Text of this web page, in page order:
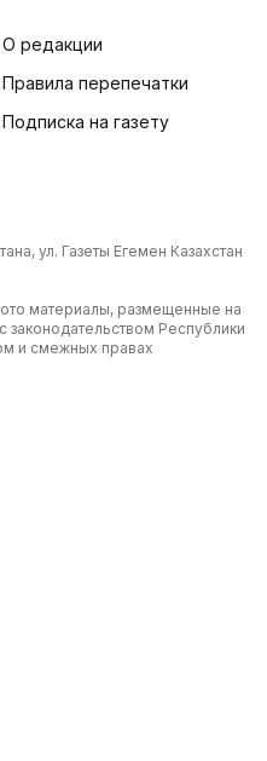
О редакции
Правила перепечатки
Подписка на газету
ул. Газеты Егемен Казахстан
материалы, размещенные на
законодательством Республики
и смежных правах